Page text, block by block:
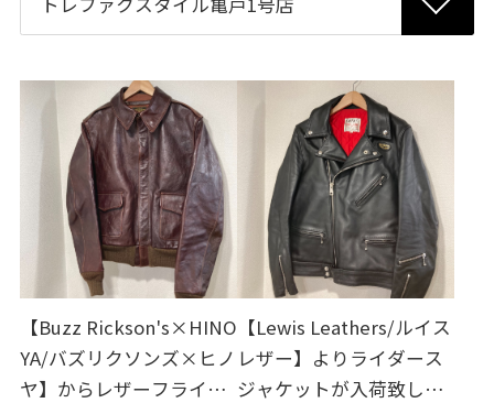
【Buzz Rickson's×HINO
YA/バズリクソンズ×ヒノ
ヤ】からレザーフライト
【Lewis Leathers/ルイス
レザー】よりライダース
ジャケットが入荷致しま